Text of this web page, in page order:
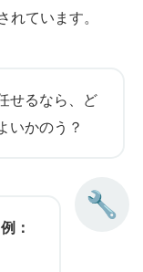
ています。
せるなら、ど
いかのう？
🔧
：